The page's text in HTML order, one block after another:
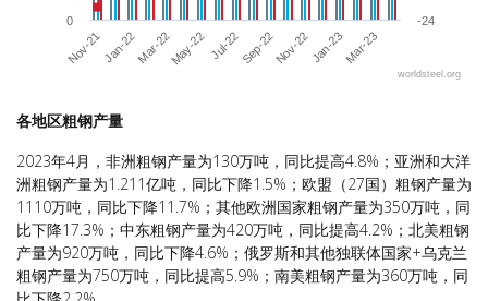
Nov-21Jan-22Mar-22May-22 Jul-22Sep-22Nov-22Jan-23Mar-23
0 -24
worldsteel.org
各地区粗钢产量
2023年4月，非洲粗钢产量为130万吨，同比提高4.8%；亚洲和大洋
洲粗钢产量为1.211亿吨，同比下降1.5%；欧盟（27国）粗钢产量为
1110万吨，同比下降11.7%；其他欧洲国家粗钢产量为350万吨，同
比下降17.3%；中东粗钢产量为420万吨，同比提高4.2%；北美粗钢
产量为920万吨，同比下降4.6%；俄罗斯和其他独联体国家+乌克兰
粗钢产量为750万吨，同比提高5.9%；南美粗钢产量为360万吨，同